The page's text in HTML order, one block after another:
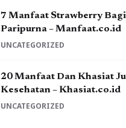
7 Manfaat Strawberry
Paripurna – Manfaat.co.id
UNCATEGORIZED
20 Manfaat Dan Khasiat
Kesehatan – Khasiat.co.id
UNCATEGORIZED